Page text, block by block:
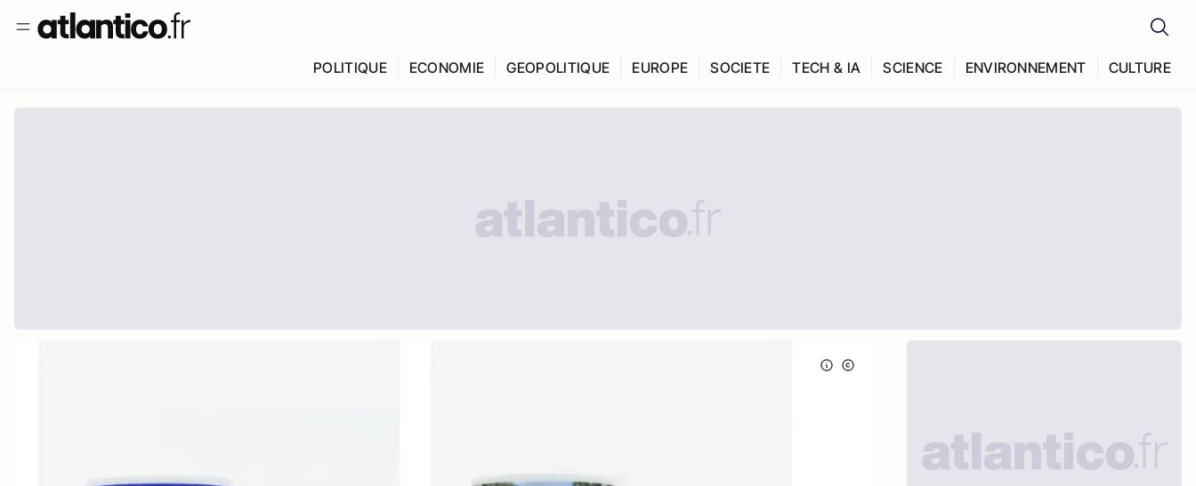
POLITIQUE ECONOMIE GEOPOLITIQUE EUROPE SOCIETE TECH & IA SCIENCE ENVIRONNEMENT CULTURE